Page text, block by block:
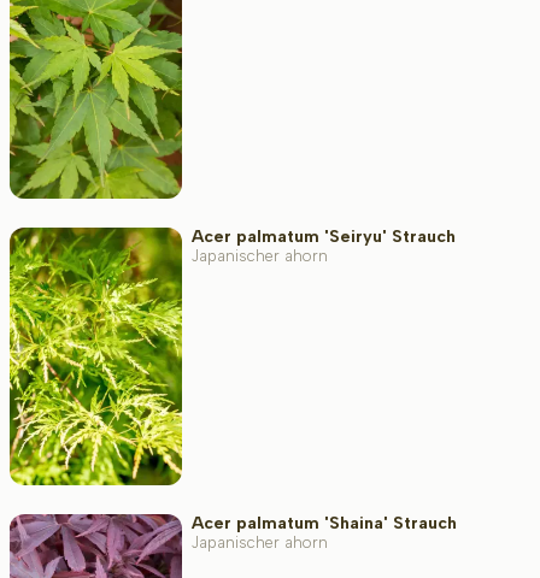
Acer palmatum 'Seiryu' Strauch
Japanischer ahorn
Acer palmatum 'Shaina' Strauch
Japanischer ahorn